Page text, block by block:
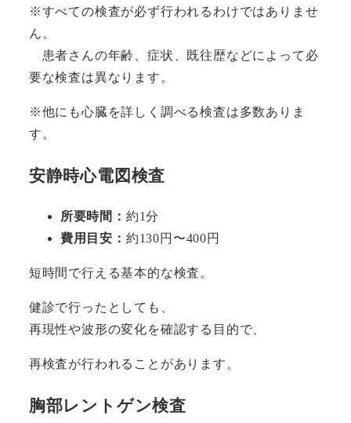
※すべての検査が必ず行われるわけではありませ
ん。
患者さんの年齢、症状、既往歴などによって必
要な検査は異なります。
※他にも心臓を詳しく調べる検査は多数ありま
す。
安静時心電図検査
所要時間： 約1分
費用目安： 約130円〜400円
短時間で行える基本的な検査。
健診で行ったとしても、
再現性や波形の変化を確認する目的で、
再検査が行われることがあります。
胸部レントゲン検査